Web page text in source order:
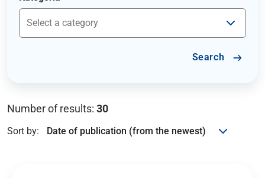
Search
Number of results: 30
Sort by: